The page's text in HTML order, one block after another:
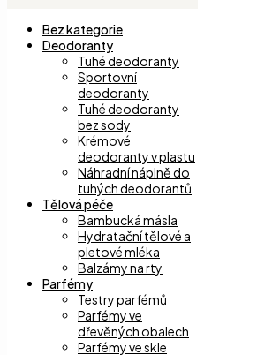
Bez kategorie
Deodoranty
Tuhé deodoranty
Sportovní
deodoranty
Tuhé deodoranty
bez sody
Krémové
deodoranty v plastu
Náhradní náplně do
tuhých deodorantů
Tělová péče
Bambucká másla
Hydratační tělové a
pletové mléka
Balzámy na rty
Parfémy
Testry parfémů
Parfémy ve
dřevěných obalech
Parfémy ve skle